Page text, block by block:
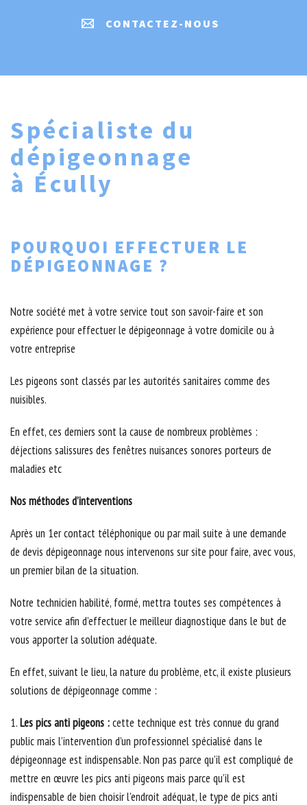
CONTACTEZ-NOUS
Spécialiste du
dépigeonnage
à Écully
POURQUOI EFFECTUER LE
DÉPIGEONNAGE ?
Notre société met à votre service tout son savoir-faire et son
expérience pour effectuer le dépigeonnage à votre domicile ou à
votre entreprise
Les pigeons sont classés par les autorités sanitaires comme des
nuisibles.
En effet, ces derniers sont la cause de nombreux problèmes :
déjections salissures des fenêtres nuisances sonores porteurs de
maladies etc
Nos méthodes d’interventions
Après un 1er contact téléphonique ou par mail suite à une demande
de devis dépigeonnage nous intervenons sur site pour faire, avec vous,
un premier bilan de la situation.
Notre technicien habilité, formé, mettra toutes ses compétences à
votre service afin d’effectuer le meilleur diagnostique dans le but de
vous apporter la solution adéquate.
En effet, suivant le lieu, la nature du problème, etc, il existe plusieurs
solutions de dépigeonnage comme :
1.Les pics anti pigeons :cette technique est très connue du grand
public mais l’intervention d’un professionnel spécialisé dans le
dépigeonnage est indispensable. Non pas parce qu’il est compliqué de
mettre en œuvre les pics anti pigeons mais parce qu’il est
indispensable de bien choisir l’endroit adéquat, le type de pics anti